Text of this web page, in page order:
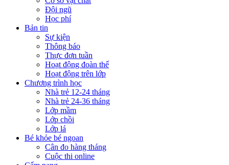
Đội ngũ
Học phí
Bản tin
Sự kiện
Thông báo
Thực đơn tuần
Hoạt động đoàn thể
Hoạt động trên lớp
Chương trình học
Nhà trẻ 12-24 tháng
Nhà trẻ 24-36 tháng
Lớp mầm
Lớp chồi
Lớp lá
Bé khỏe bé ngoan
Cân đo hàng tháng
Cuộc thi online